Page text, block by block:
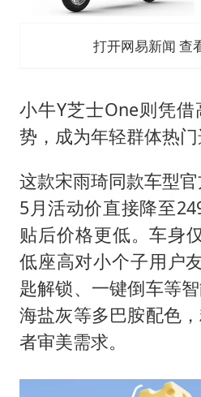
打开网易新闻 查
小牛Y芝士One则凭
势，成为年轻群体热门
这款宋雨琦同款车型官
5月活动价直接降至
贴后价格更低。车身
低座高对小个子用户
匙解锁、一键倒车等智
海盐灰等多巴胺配色
者审美需求。